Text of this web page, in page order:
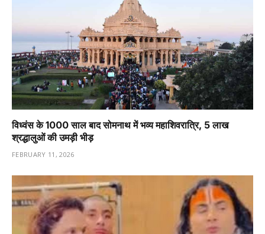
विध्वंस के 1000 साल बाद सोमनाथ में भव्य महाशिवरात्रि, 5 लाख
श्रद्धालुओं की उमड़ी भीड़
FEBRUARY 11, 2026